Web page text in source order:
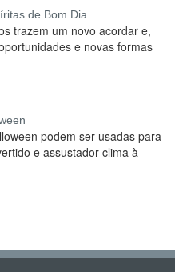
de Bom Dia
trazem um novo acordar e,
e novas formas
podem ser usadas para
e assustador clima à